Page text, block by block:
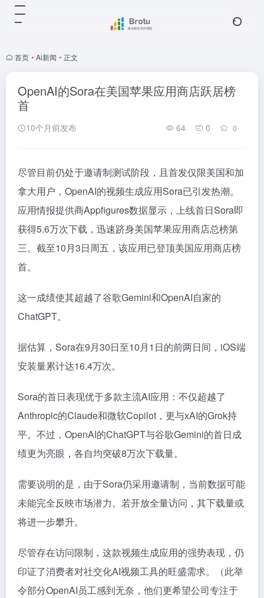
首页 • Ai新闻 • 正文
OpenAI的Sora在美国苹果应用商店跃居榜
首
10个月前发布 64 0 0
尽管目前仍处于邀请制测试阶段，且首发仅限美国和加
拿大用户，OpenAI的视频生成应用Sora已引发热潮。
应用情报提供商Appfigures数据显示，上线首日Sora即
获得5.6万次下载，迅速跻身美国苹果应用商店总榜第
三。截至10月3日周五，该应用已登顶美国应用商店榜
首。
这一成绩使其超越了谷歌Gemini和OpenAI自家的
ChatGPT。
据估算，Sora在9月30日至10月1日的前两日间，iOS端
安装量累计达16.4万次。
Sora的首日表现优于多款主流AI应用：不仅超越了
Anthropic的Claude和微软Copilot，更与xAI的Grok持
平。不过，OpenAI的ChatGPT与谷歌Gemini的首日成
绩更为亮眼，各自均突破8万次下载量。
需要说明的是，由于Sora仍采用邀请制，当前数据可能
未能完全反映市场潜力。若开放全量访问，其下载量或
将进一步攀升。
尽管存在访问限制，这款视频生成应用的强势表现，仍
印证了消费者对社交化AI视频工具的旺盛需求。（此举
令部分OpenAI员工感到无奈，他们更希望公司专注于